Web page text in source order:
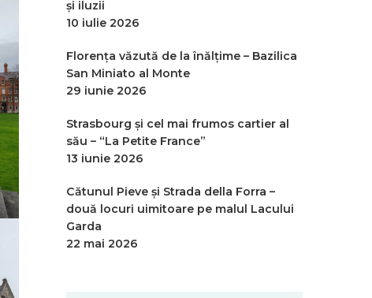
și iluzii
10 iulie 2026
Florența văzută de la înălțime – Bazilica
San Miniato al Monte
29 iunie 2026
Strasbourg și cel mai frumos cartier al
său – “La Petite France”
13 iunie 2026
Cătunul Pieve și Strada della Forra –
două locuri uimitoare pe malul Lacului
Garda
22 mai 2026